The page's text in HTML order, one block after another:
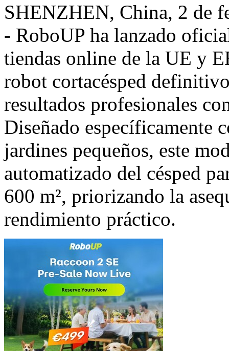
SHENZHEN, China, 2 de
- RoboUP ha lanzado
tiendas online de la UE y
robot cortacésped
resultados profesionales
Diseñado específicamente
jardines pequeños, este
automatizado del césped
600 m², priorizando la
rendimiento práctico.